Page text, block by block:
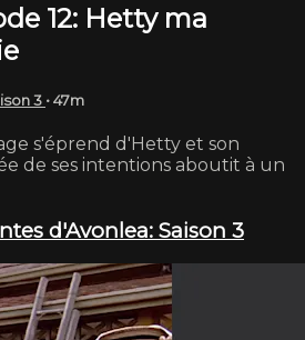
12: Hetty ma
3 • 47m
s'éprend d'Hetty et son
de ses intentions aboutit à un
d'Avonlea: Saison 3